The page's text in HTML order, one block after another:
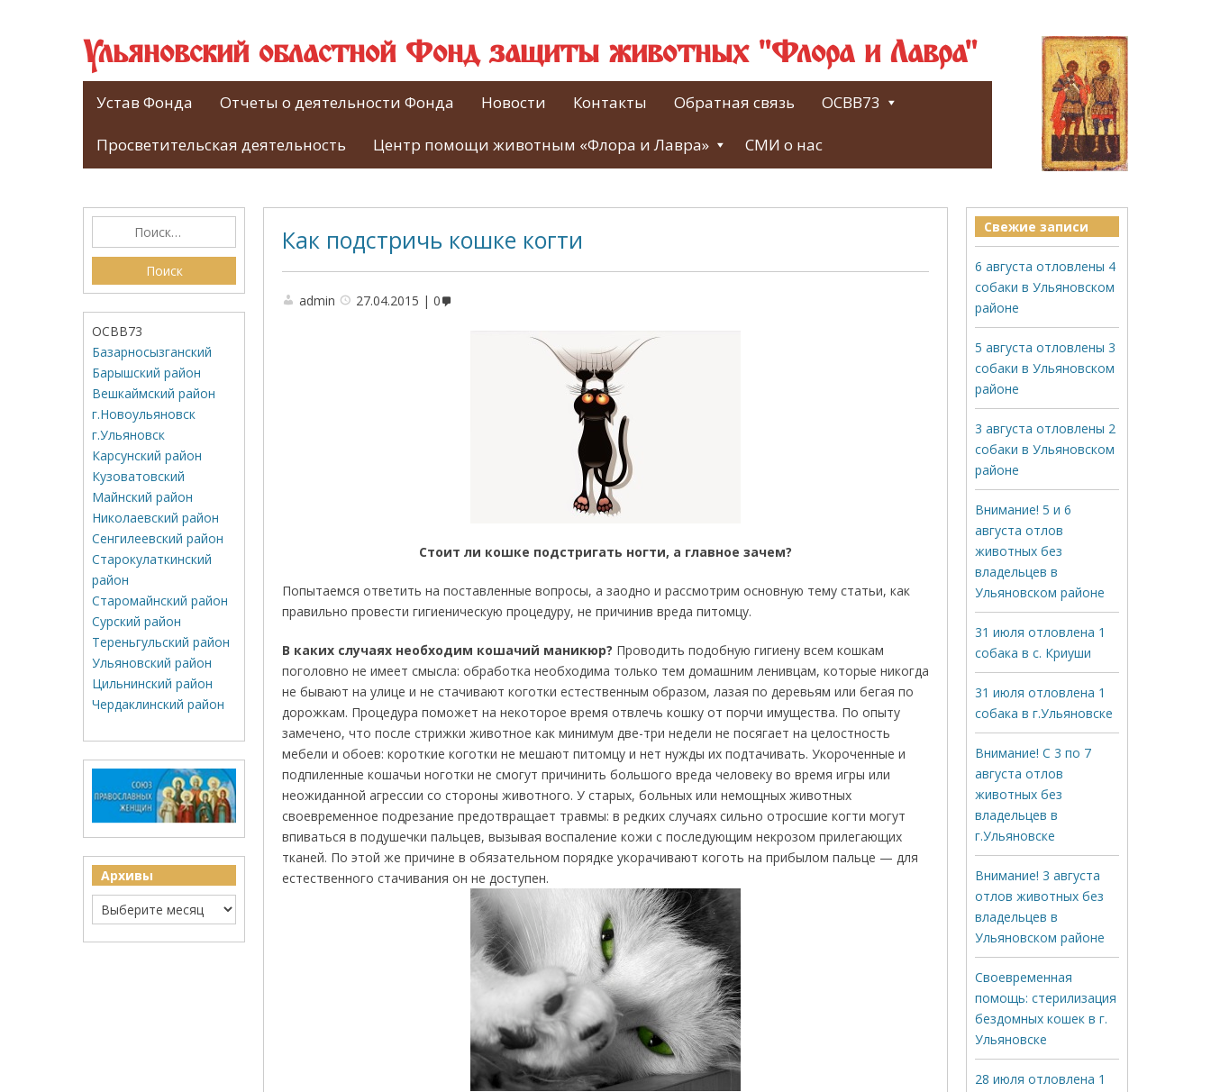
Ульяновский областной Фонд защиты животных "Флора и Лавра"
Устав Фонда Отчеты о деятельности Фонда Новости Контакты Обратная связь ОСВВ73
Просветительская деятельность Центр помощи животным «Флора и Лавра» СМИ о нас
Как подстричь кошке когти
admin 27.04.2015 0
Стоит ли кошке подстригать ногти, а главное зачем?
Попытаемся ответить на поставленные вопросы, а заодно и рассмотрим основную тему статьи, как
правильно провести гигиеническую процедуру, не причинив вреда питомцу.
В каких случаях необходим кошачий маникюр? Проводить подобную гигиену всем кошкам
поголовно не имеет смысла: обработка необходима только тем домашним ленивцам, которые никогда
не бывают на улице и не стачивают коготки естественным образом, лазая по деревьям или бегая по
дорожкам. Процедура поможет на некоторое время отвлечь кошку от порчи имущества. По опыту
замечено, что после стрижки животное как минимум две-три недели не посягает на целостность
мебели и обоев: короткие коготки не мешают питомцу и нет нужды их подтачивать. Укороченные и
подпиленные кошачьи ноготки не смогут причинить большого вреда человеку во время игры или
неожиданной агрессии со стороны животного. У старых, больных или немощных животных
своевременное подрезание предотвращает травмы: в редких случаях сильно отросшие когти могут
впиваться в подушечки пальцев, вызывая воспаление кожи с последующим некрозом прилегающих
тканей. По этой же причине в обязательном порядке укорачивают коготь на прибылом пальце — для
естественного стачивания он не доступен.
ОСВВ73
Базарносызганский
Барышский район
Вешкаймский район
г.Новоульяновск
г.Ульяновск
Карсунский район
Кузоватовский
Майнский район
Николаевский район
Сенгилеевский район
Старокулаткинский
район
Старомайнский район
Сурский район
Тереньгульский район
Ульяновский район
Цильнинский район
Чердаклинский район
Архивы
Свежие записи
6 августа отловлены 4
собаки в Ульяновском
районе
5 августа отловлены 3
собаки в Ульяновском
районе
3 августа отловлены 2
собаки в Ульяновском
районе
Внимание! 5 и 6
августа отлов
животных без
владельцев в
Ульяновском районе
31 июля отловлена 1
собака в с. Криуши
31 июля отловлена 1
собака в г.Ульяновске
Внимание! С 3 по 7
августа отлов
животных без
владельцев в
г.Ульяновске
Внимание! 3 августа
отлов животных без
владельцев в
Ульяновском районе
Своевременная
помощь: стерилизация
бездомных кошек в г.
Ульяновске
28 июля отловлена 1